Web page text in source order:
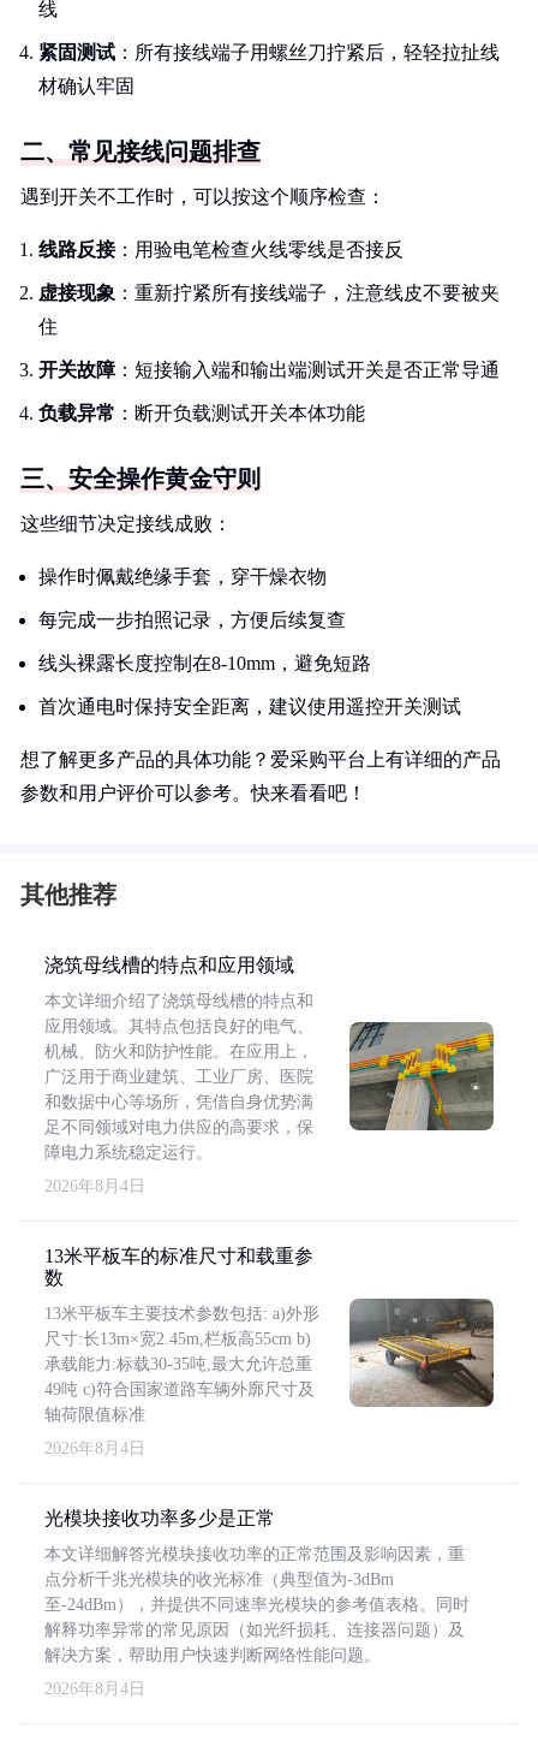
线
紧固测试 ：所有接线端子用螺丝刀拧紧后，轻轻拉扯线
材确认牢固
二、常见接线问题排查
遇到开关不工作时，可以按这个顺序检查：
线路反接：用验电笔检查火线零线是否接反
虚接现象 ：重新拧紧所有接线端子，注意线皮不要被夹
住
开关故障：短接输入端和输出端测试开关是否正常导通
负载异常 ：断开负载测试开关本体功能
三、安全操作黄金守则
这些细节决定接线成败：
操作时佩戴绝缘手套，穿干燥衣物
每完成一步拍照记录，方便后续复查
线头裸露长度控制在8-10mm，避免短路
首次通电时保持安全距离，建议使用遥控开关测试
想了解更多产品的具体功能？爱采购平台上有详细的产品
参数和用户评价可以参考。快来看看吧！
其他推荐
浇筑母线槽的特点和应用领域
本文详细介绍了浇筑母线槽的特点和
应用领域。其特点包括良好的电气、
机械、防火和防护性能。在应用上，
广泛用于商业建筑、工业厂房、医院
和数据中心等场所，凭借自身优势满
足不同领域对电力供应的高要求，保
障电力系统稳定运行。
2026年8月4日
13米平板车的标准尺寸和载重参
数
13米平板车主要技术参数包括: a)外形
尺寸:长13m×宽2.45m,栏板高55cm b)
承载能力:标载30-35吨,最大允许总重
49吨 c)符合国家道路车辆外廓尺寸及
轴荷限值标准
2026年8月4日
光模块接收功率多少是正常
本文详细解答光模块接收功率的正常范围及影响因素，重
点分析千兆光模块的收光标准（典型值为-3dBm
至-24dBm），并提供不同速率光模块的参考值表格。同时
解释功率异常的常见原因（如光纤损耗、连接器问题）及
解决方案，帮助用户快速判断网络性能问题。
2026年8月4日